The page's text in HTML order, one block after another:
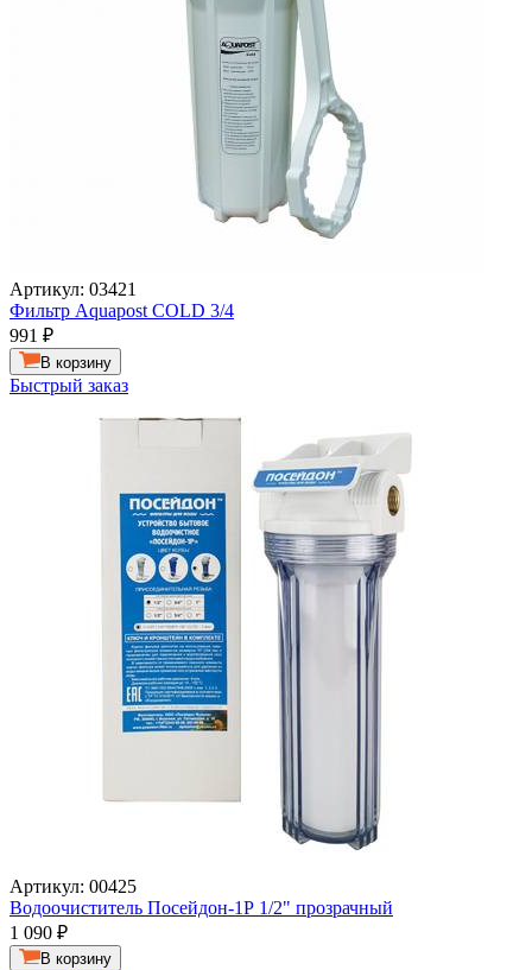
Артикул: 03421
Фильтр Aquapost COLD 3/4
991 ₽
В корзину
Быстрый заказ
Артикул: 00425
Водоочиститель Посейдон-1Р 1/2" прозрачный
1 090 ₽
В корзину